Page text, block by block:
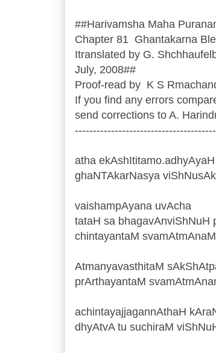
##Harivamsha Maha
Chapter 81 Ghantakarna
Itranslated by G.
July, 2008##
Proof-read by K S
If you find any errors
send corrections to A.
atha ekAshItitamo.adhyAyaH
ghaNTAkarNasya
vaishampAyana uvAcha
tataH sa bhagavAnviShNuH
chintayantaM
AtmanyavasthitaM
prArthayantaM
achintayajjagannAthaH
dhyAtvA tu suchiraM